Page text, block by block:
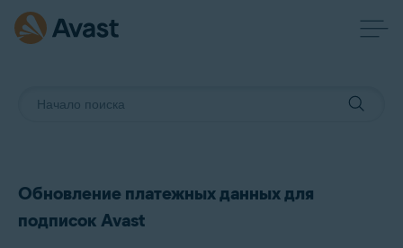
Обновление платежных данных для
подписок Avast